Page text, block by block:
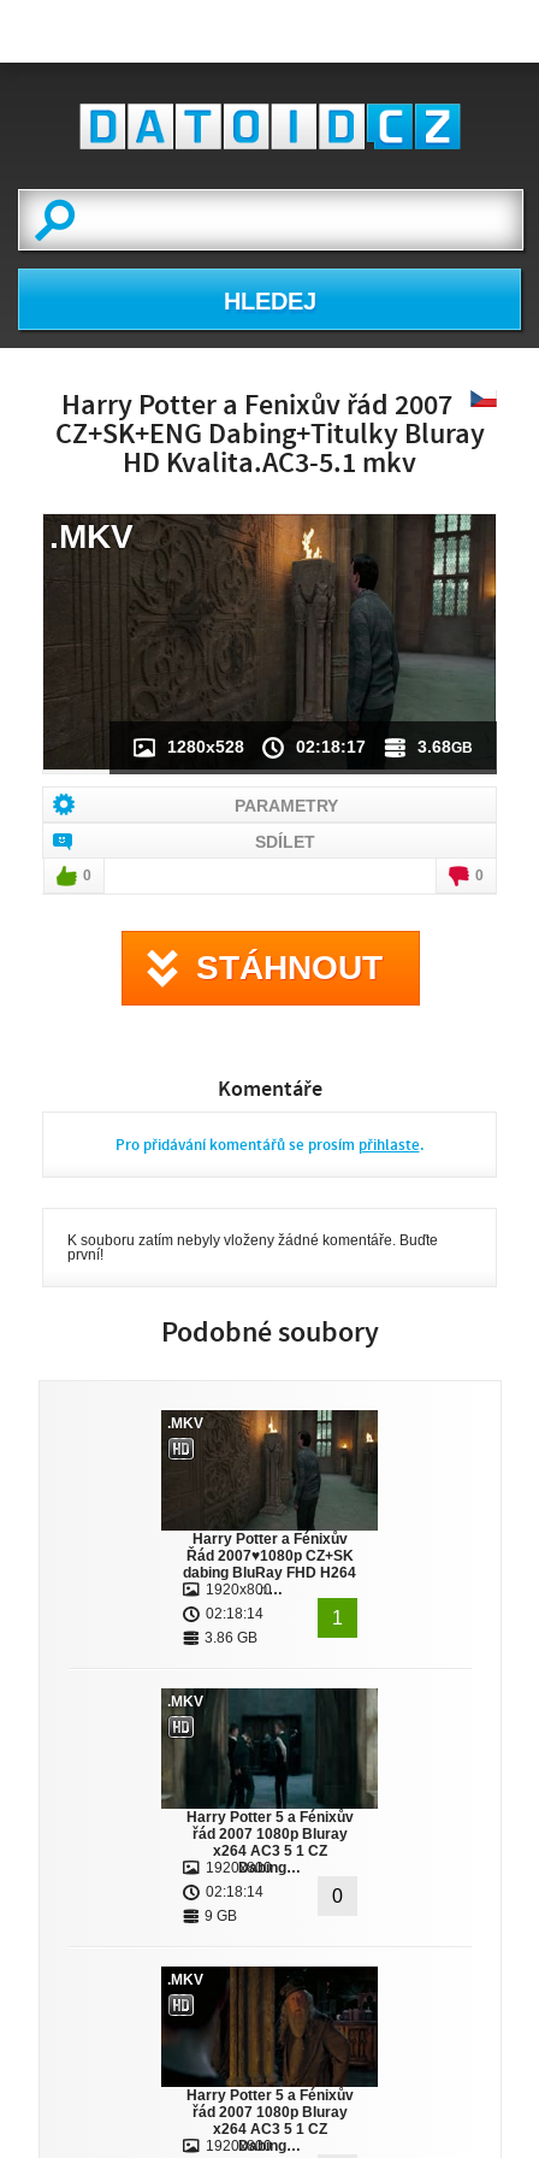
HLEDEJ
Harry Potter a Fenixův řád 2007
CZ+SK+ENG Dabing+Titulky Bluray
HD Kvalita.AC3-5.1 mkv
NÁHLED VIDEA
NENÍ K DISPOZICI
1280x528 02:18:17 3.68GB
.MKV
PARAMETRY
SDÍLET
0 0
STÁHNOUT
Komentáře
Pro přidávání komentářů se prosím přihlaste.
K souboru zatím nebyly vloženy žádné komentáře. Buďte
první!
Podobné soubory
.MKV
Harry Potter a Fénixův
Řád 2007♥1080p CZ+SK
dabing BluRay FHD H264
♫…
1920x800
02:18:14
3.86 GB
1
.MKV
Harry Potter 5 a Fénixův
řád 2007 1080p Bluray
x264 AC3 5 1 CZ
Dabing…
1920x800
02:18:14
9 GB
0
.MKV
Harry Potter 5 a Fénixův
řád 2007 1080p Bluray
x264 AC3 5 1 CZ
Dabing…
1920x800